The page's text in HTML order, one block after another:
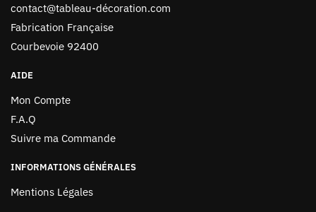
contact@tableau-décoration.com
Fabrication Française
Courbevoie 92400
AIDE
Mon Compte
F.A.Q
Suivre ma Commande
INFORMATIONS GÉNÉRALES
Mentions Légales